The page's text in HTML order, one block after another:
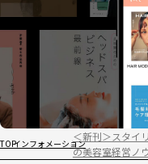
TOPインフォメーション
＜新刊＞スタイ
の美容室経営ノ